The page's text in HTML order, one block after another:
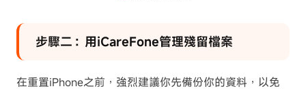
步驟二：用iCareFone管理殘留檔案
在重置iPhone之前，強烈建議你先備份你的資料，以免